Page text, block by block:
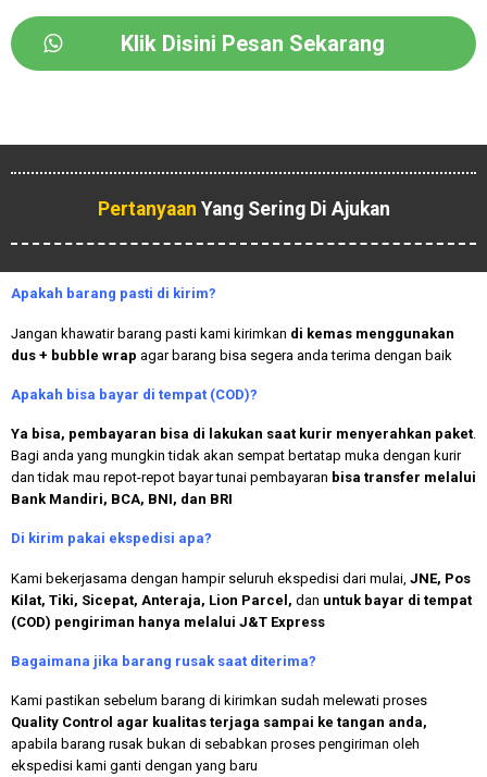
Klik Disini Pesan Sekarang
Pertanyaan Yang Sering Di Ajukan
Apakah barang pasti di kirim?
Jangan khawatir barang pasti kami kirimkan di kemas menggunakan
dus + bubble wrap agar barang bisa segera anda terima dengan baik
Apakah bisa bayar di tempat (COD)?
Ya bisa, pembayaran bisa di lakukan saat kurir menyerahkan paket.
Bagi anda yang mungkin tidak akan sempat bertatap muka dengan kurir
dan tidak mau repot-repot bayar tunai pembayaran bisa transfer melalui
Bank Mandiri, BCA, BNI, dan BRI
Di kirim pakai ekspedisi apa?
Kami bekerjasama dengan hampir seluruh ekspedisi dari mulai, JNE, Pos
Kilat, Tiki, Sicepat, Anteraja, Lion Parcel, dan untuk bayar di tempat
(COD) pengiriman hanya melalui J&T Express
Bagaimana jika barang rusak saat diterima?
Kami pastikan sebelum barang di kirimkan sudah melewati proses
Quality Control agar kualitas terjaga sampai ke tangan anda,
apabila barang rusak bukan di sebabkan proses pengiriman oleh
ekspedisi kami ganti dengan yang baru